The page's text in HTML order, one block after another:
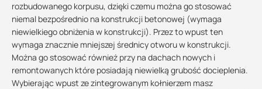
rozbudowanego korpusu, dzięki czemu można go stosować
niemal bezpośrednio na konstrukcji betonowej (wymaga
niewielkiego obniżenia w konstrukcji). Przez to wpust ten
wymaga znacznie mniejszej średnicy otworu w konstrukcji.
Można go stosować również przy na dachach nowych i
remontowanych które posiadają niewielką grubość docieplenia.
Wybierając wpust ze zintegrowanym kołnierzem masz